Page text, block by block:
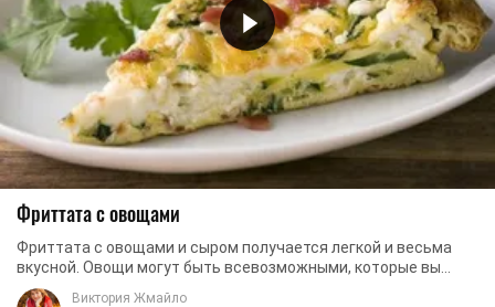
Фриттата с овощами
Фриттата с овощами и сыром получается легкой и весьма
вкусной. Овощи могут быть всевозможными, которые вы
любите больше всего. В нашем рецепте мы ...
Виктория Жмайло